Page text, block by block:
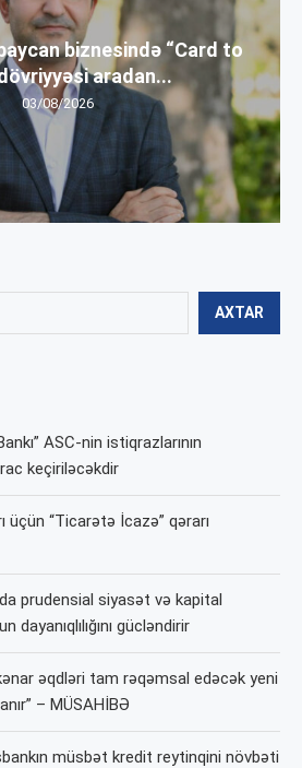
AXTAR
ASC-nin istiqrazlarının
keçiriləcəkdir
üçün “Ticarətə İcazə” qərarı
prudensial siyasət və kapital
gücləndirir
əqdləri tam rəqəmsal edəcək yeni
– MÜSAHİBƏ
müsbət kredit reytinqini növbəti
biznesində “Card to
aradan...
03/08/2026